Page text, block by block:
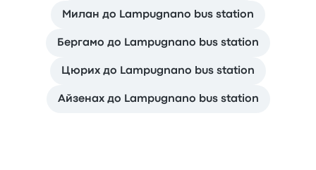
Милан до Lampugnano bus station
Бергамо до Lampugnano bus station
Цюрих до Lampugnano bus station
Айзенах до Lampugnano bus station